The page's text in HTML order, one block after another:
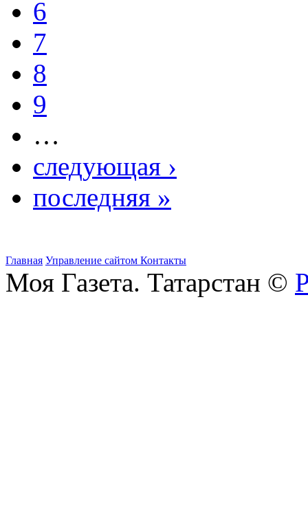
6
7
8
9
…
следующая ›
последняя »
Главная Управление сайтом Контакты
Моя Газета. Татарстан ©